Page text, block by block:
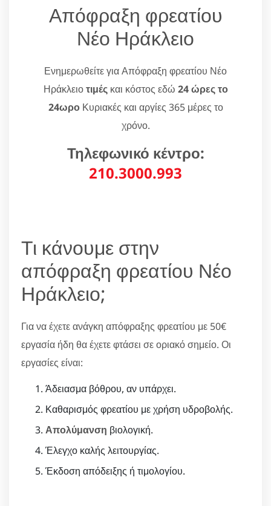
Απόφραξη φρεατίου
Νέο Ηράκλειο
Ενημερωθείτε για Απόφραξη φρεατίου Νέο
Ηράκλειοτιμέςκαι κόστος εδώ 24 ώρες το
24ωροΚυριακές και αργίες 365 μέρες το
χρόνο.
Τηλεφωνικό κέντρο:
210.3000.993
Τι κάνουμε στην
απόφραξη φρεατίου Νέο
Ηράκλειο;
Για να έχετε ανάγκη απόφραξης φρεατίου με 50€
εργασία ήδη θα έχετε φτάσει σε οριακό σημείο. Οι
εργασίες είναι:
Άδειασμα βόθρου, αν υπάρχει.
Καθαρισμός φρεατίου με χρήση υδροβολής.
Απολύμανση βιολογική.
Έλεγχο καλής λειτουργίας.
Έκδοση απόδειξης ή τιμολογίου.